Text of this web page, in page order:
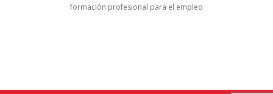
formación profesional para el empleo